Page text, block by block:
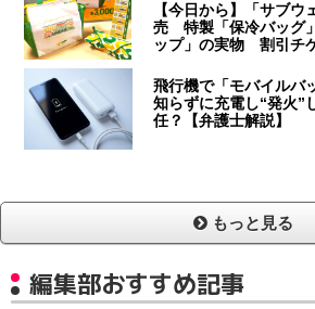
【今日から】「サブ
売 特製「保冷バッグ
ップ」の実物 割引チ
飛行機で「モバイルバ
知らずに充電し“発火”
任？【弁護士解説】
もっと見る
編集部おすすめ記事